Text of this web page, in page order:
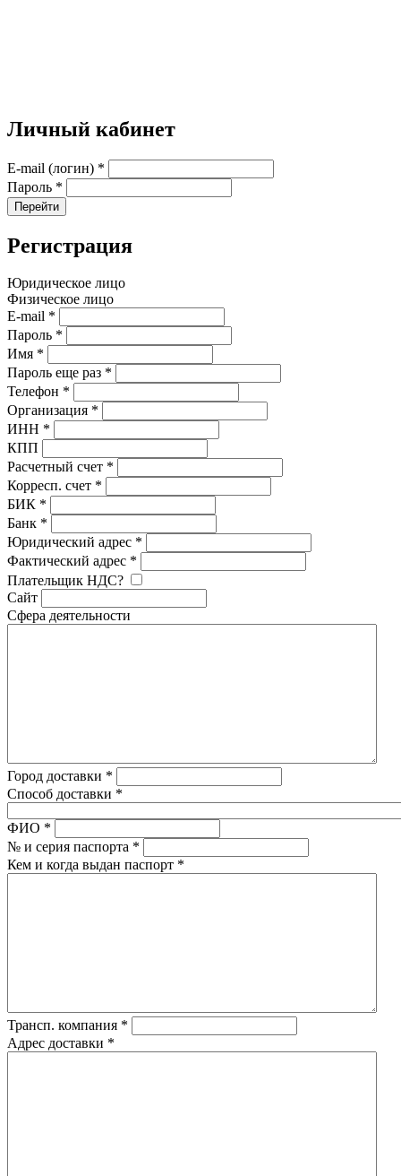
Личный кабинет
E-mail (логин) *
Пароль *
Перейти
Регистрация
Юридическое лицо
Физическое лицо
E-mail *
Пароль *
Имя *
Пароль еще раз *
Телефон *
Организация *
ИНН *
КПП
Расчетный счет *
Корресп. счет *
БИК *
Банк *
Юридический адрес *
Фактический адрес *
Плательщик НДС?
Сайт
Сфера деятельности
Город доставки *
Способ доставки *
ФИО *
№ и серия паспорта *
Кем и когда выдан паспорт *
Трансп. компания *
Адрес доставки *